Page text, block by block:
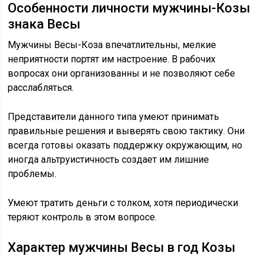
Особенности личности мужчины-Козы
знака Весы
Мужчины Весы-Коза впечатлительны, мелкие
неприятности портят им настроение. В рабочих
вопросах они организованны и не позволяют себе
расслабляться.
Представители данного типа умеют принимать
правильные решения и выверять свою тактику. Они
всегда готовы оказать поддержку окружающим, но
иногда альтруистичность создает им лишние
проблемы.
Умеют тратить деньги с толком, хотя периодически
теряют контроль в этом вопросе.
Характер мужчины Весы в год Козы